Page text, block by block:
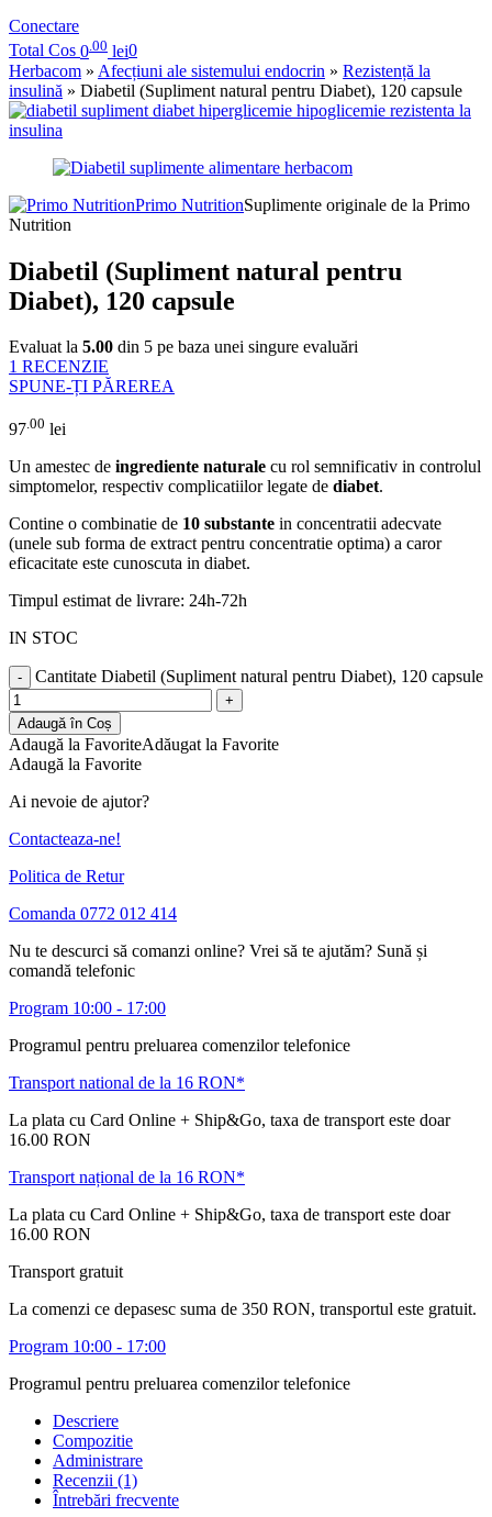
Conectare
Total Cos 0 .00 lei0
Herbacom » Afecțiuni ale sistemului endocrin » Rezistență la
insulină » Diabetil (Supliment natural pentru Diabet), 120 capsule
Primo NutritionSuplimente originale de la Primo
Nutrition
Diabetil (Supliment natural pentru
Diabet), 120 capsule
Evaluat la 5.00 din 5 pe baza unei singure evaluări
1 RECENZIE
SPUNE-ȚI PĂREREA
97 .00 lei
Un amestec de ingrediente naturale cu rol semnificativ in controlul
simptomelor, respectiv complicatiilor legate de diabet.
Contine o combinatie de 10 substante in concentratii adecvate
(unele sub forma de extract pentru concentratie optima) a caror
eficacitate este cunoscuta in diabet.
Timpul estimat de livrare: 24h-72h
IN STOC
- Cantitate Diabetil (Supliment natural pentru Diabet), 120 capsule
+
Adaugă în Coș
Adaugă la FavoriteAdăugat la Favorite
Adaugă la Favorite
Ai nevoie de ajutor?
Contacteaza-ne!
Politica de Retur
Comanda 0772 012 414
Nu te descurci să comanzi online? Vrei să te ajutăm? Sună și
comandă telefonic
Program 10:00 - 17:00
Programul pentru preluarea comenzilor telefonice
Transport national de la 16 RON*
La plata cu Card Online + Ship&Go, taxa de transport este doar
16.00 RON
Transport național de la 16 RON*
La plata cu Card Online + Ship&Go, taxa de transport este doar
16.00 RON
Transport gratuit
La comenzi ce depasesc suma de 350 RON, transportul este gratuit.
Program 10:00 - 17:00
Programul pentru preluarea comenzilor telefonice
Descriere
Compozitie
Administrare
Recenzii (1)
Întrebări frecvente